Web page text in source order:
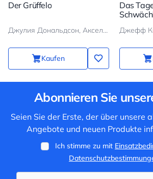
Der Grüffelo
Джулия Дональдсон, Аксель Шеффлер
Kaufen
Das
Джефф
Abonnieren Sie
Seien Sie der Erste, der über unsere
Angebote und neuen Produkte
Ich stimme zu mit